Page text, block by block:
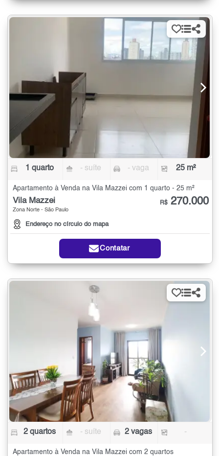
1 quarto - suíte - vaga 25 m²
Apartamento à Venda na Vila Mazzei com 1 quarto - 25 m²
Vila Mazzei
Zona Norte - São Paulo
Endereço no círculo do mapa
R$ 270.000
Contatar
2 quartos - suíte 2 vagas -
Apartamento à Venda na Vila Mazzei com 2 quartos